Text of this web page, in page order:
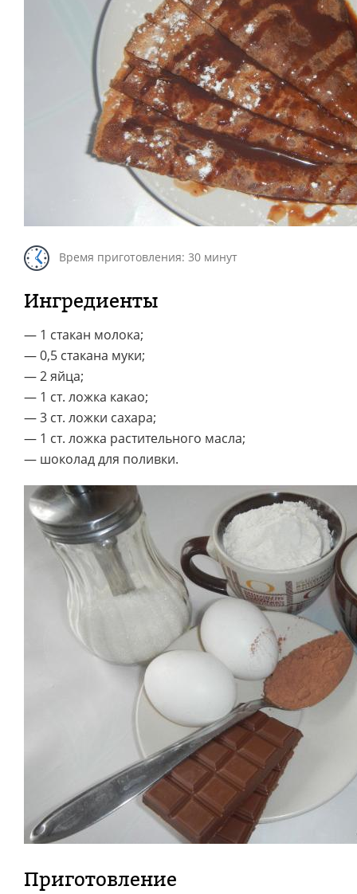
Время приготовления: 30 минут
Ингредиенты
— 1 стакан молока;
— 0,5 стакана муки;
— 2 яйца;
— 1 ст. ложка какао;
— 3 ст. ложки сахара;
— 1 ст. ложка растительного масла;
— шоколад для поливки.
Приготовление